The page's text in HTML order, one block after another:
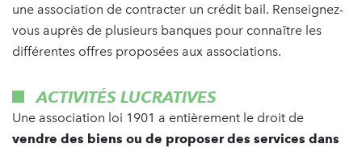
une association de contracter un crédit bail. Renseignez-
vous auprès de plusieurs banques pour connaître les
différentes offres proposées aux associations.
ACTIVITÉS LUCRATIVES
Une association loi 1901 a entièrement le droit de
vendre des biens ou de proposer des services dans